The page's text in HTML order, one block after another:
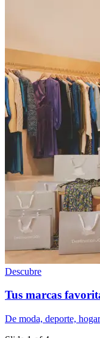
Descubre
Tus marcas
De moda, deporte,